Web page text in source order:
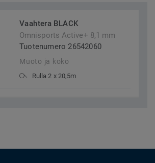
Vaahtera BLACK
Omnisports Active+ 8,1 mm
Tuotenumero 26542060
Muoto ja koko
Rulla 2 x 20,5m